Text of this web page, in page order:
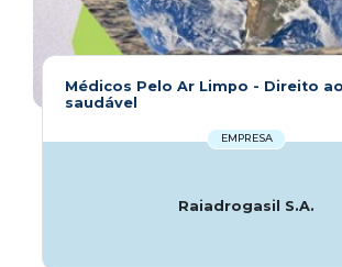
Médicos Pelo Ar Limpo - Direito
saudável
EMPRESA
Raiadrogasil S.A.